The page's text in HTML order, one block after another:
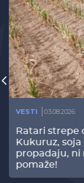
VESTI 03.08.2026
Ratari strepe
Kukuruz,
propadaju, ni
pomaže!